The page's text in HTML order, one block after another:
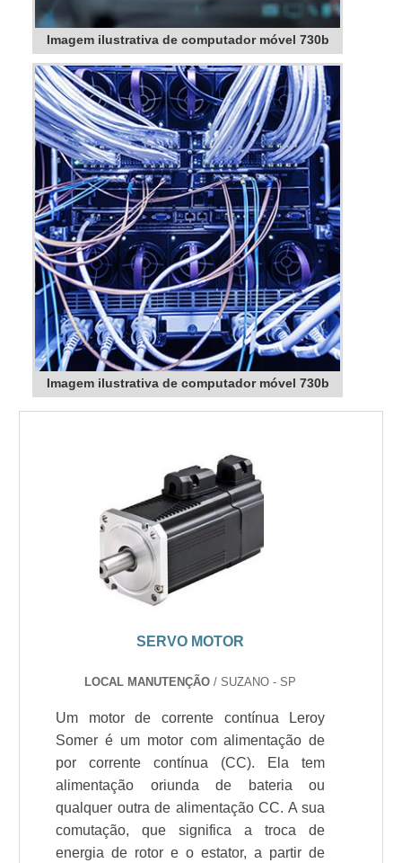
Imagem ilustrativa de computador móvel 730b
Imagem ilustrativa de computador móvel 730b
SERVO MOTOR
LOCAL MANUTENÇÃO / SUZANO - SP
Um motor de corrente contínua Leroy
Somer é um motor com alimentação de
por corrente contínua (CC). Ela tem
alimentação oriunda de bateria ou
qualquer outra de alimentação CC. A sua
comutação, que significa a troca de
energia de rotor e o estator, a partir de